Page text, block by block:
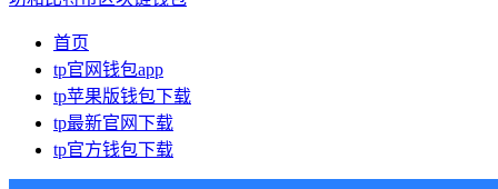
首页
tp官网钱包app
tp苹果版钱包下载
tp最新官网下载
tp官方钱包下载